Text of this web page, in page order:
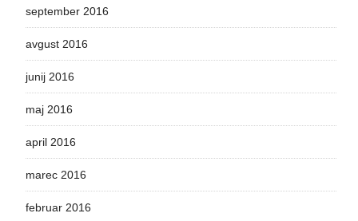
september 2016
avgust 2016
junij 2016
maj 2016
april 2016
marec 2016
februar 2016